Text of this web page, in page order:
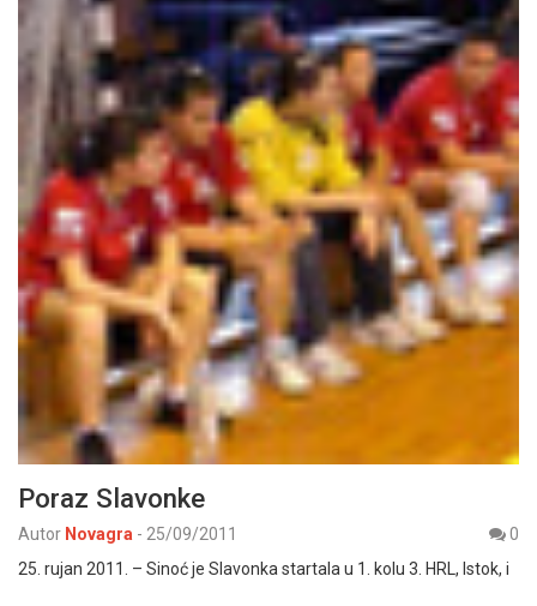
Poraz Slavonke
Autor Novagra - 25/09/2011
0
25. rujan 2011. – Sinoć je Slavonka startala u 1. kolu 3. HRL, Istok, i